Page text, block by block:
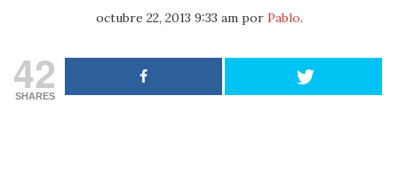
octubre 22, 2013 9:33 ampor Pablo.
42
SHARES